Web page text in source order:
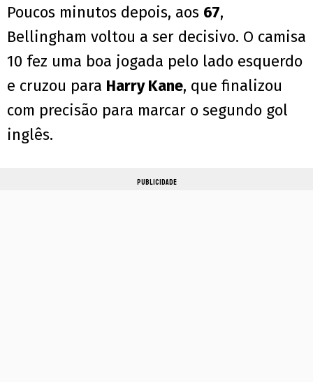
Poucos minutos depois, aos 67,
Bellingham voltou a ser decisivo. O camisa
10 fez uma boa jogada pelo lado esquerdo
e cruzou para Harry Kane, que finalizou
com precisão para marcar o segundo gol
inglês.
PUBLICIDADE